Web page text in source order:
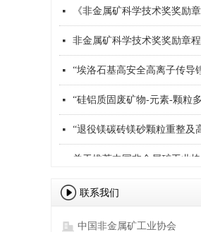
中国非金属矿工业协会
联系我们
넷
넷 非金属矿科学技术奖奖励章程
넷
넷
넷